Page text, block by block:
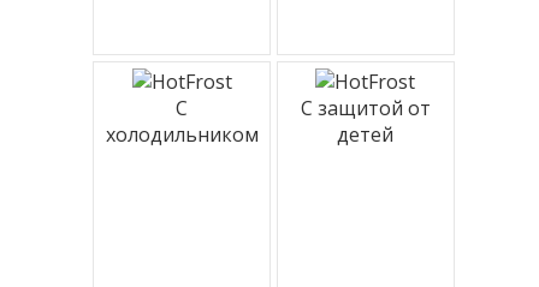
С
холодильником
С защитой от
детей